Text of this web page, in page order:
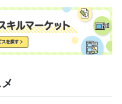
数 : 20年
コーチ 経験年数 : 16年
シッター 経験年数 : 22年